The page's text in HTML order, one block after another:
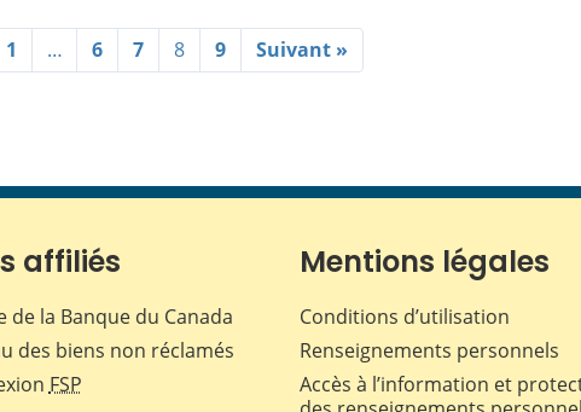
1 … 6 7 8 9 Suivant »
affiliés
de la Banque du Canada
des biens non réclamés
FSP
Mentions légales
Conditions d’utilisation
Renseignements personnels
Accès à l’information et